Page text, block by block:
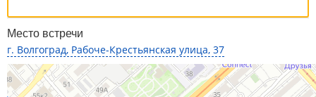
Место встречи
г. Волгоград, Рабоче-Крестьянская улица, 37